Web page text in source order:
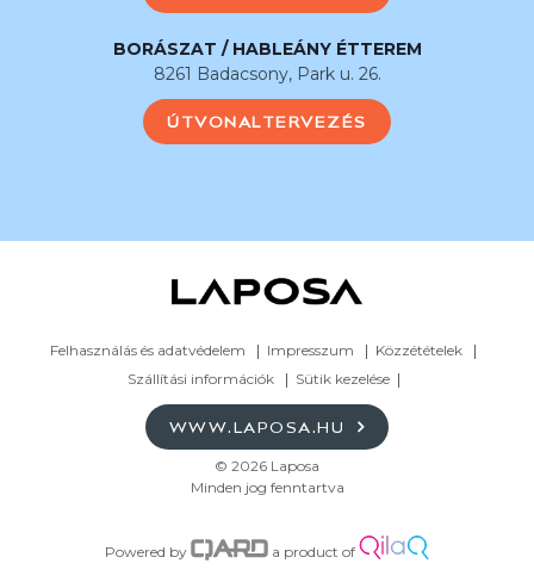
BORÁSZAT / HABLEÁNY ÉTTEREM
8261 Badacsony, Park u. 26.
ÚTVONALTERVEZÉS
Felhasználás és adatvédelem Impresszum
Közzétételek
Szállítási információk
Sütik kezelése
WWW.LAPOSA.HU
© 2026 Laposa
Minden jog fenntartva
Powered by a product of